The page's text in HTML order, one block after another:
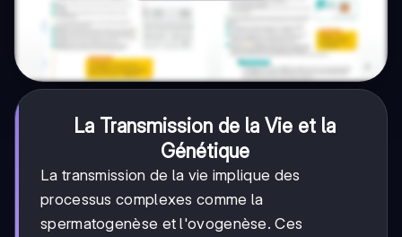
La Transmission de la Vie et la
Génétique
La transmission de la vie implique des
processus complexes comme la
spermatogenèse et l'ovogenèse. Ces